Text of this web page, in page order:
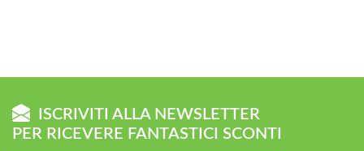
ISCRIVITI ALLA NEWSLETTER
PER RICEVERE FANTASTICI SCONTI